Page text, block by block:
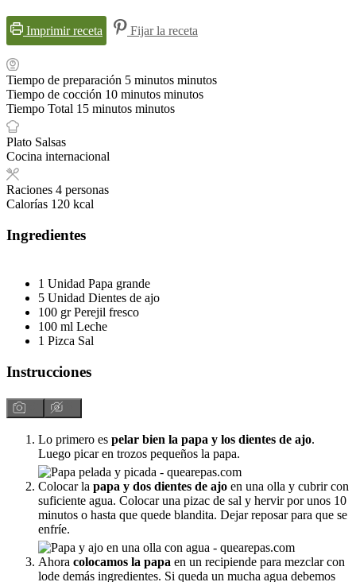
Imprimir receta Fijar la receta
Tiempo de preparación 5 minutos minutos
Tiempo de cocción 10 minutos minutos
Tiempo Total 15 minutos minutos
Plato Salsas
Cocina internacional
Raciones 4 personas
Calorías 120 kcal
Ingredientes
1 Unidad Papa grande
5 Unidad Dientes de ajo
100 gr Perejil fresco
100 ml Leche
1 Pizca Sal
Instrucciones
Lo primero es pelar bien la papa y los dientes de ajo.
Luego picar en trozos pequeños la papa.
Colocar la papa y dos dientes de ajo en una olla y cubrir con
suficiente agua. Colocar una pizac de sal y hervir por unos 10
minutos o hasta que quede blandita. Dejar reposar para que se
enfríe.
Ahora colocamos la papa en un recipiende para mezclar con
lode demás ingredientes. Si queda un mucha agua debemos